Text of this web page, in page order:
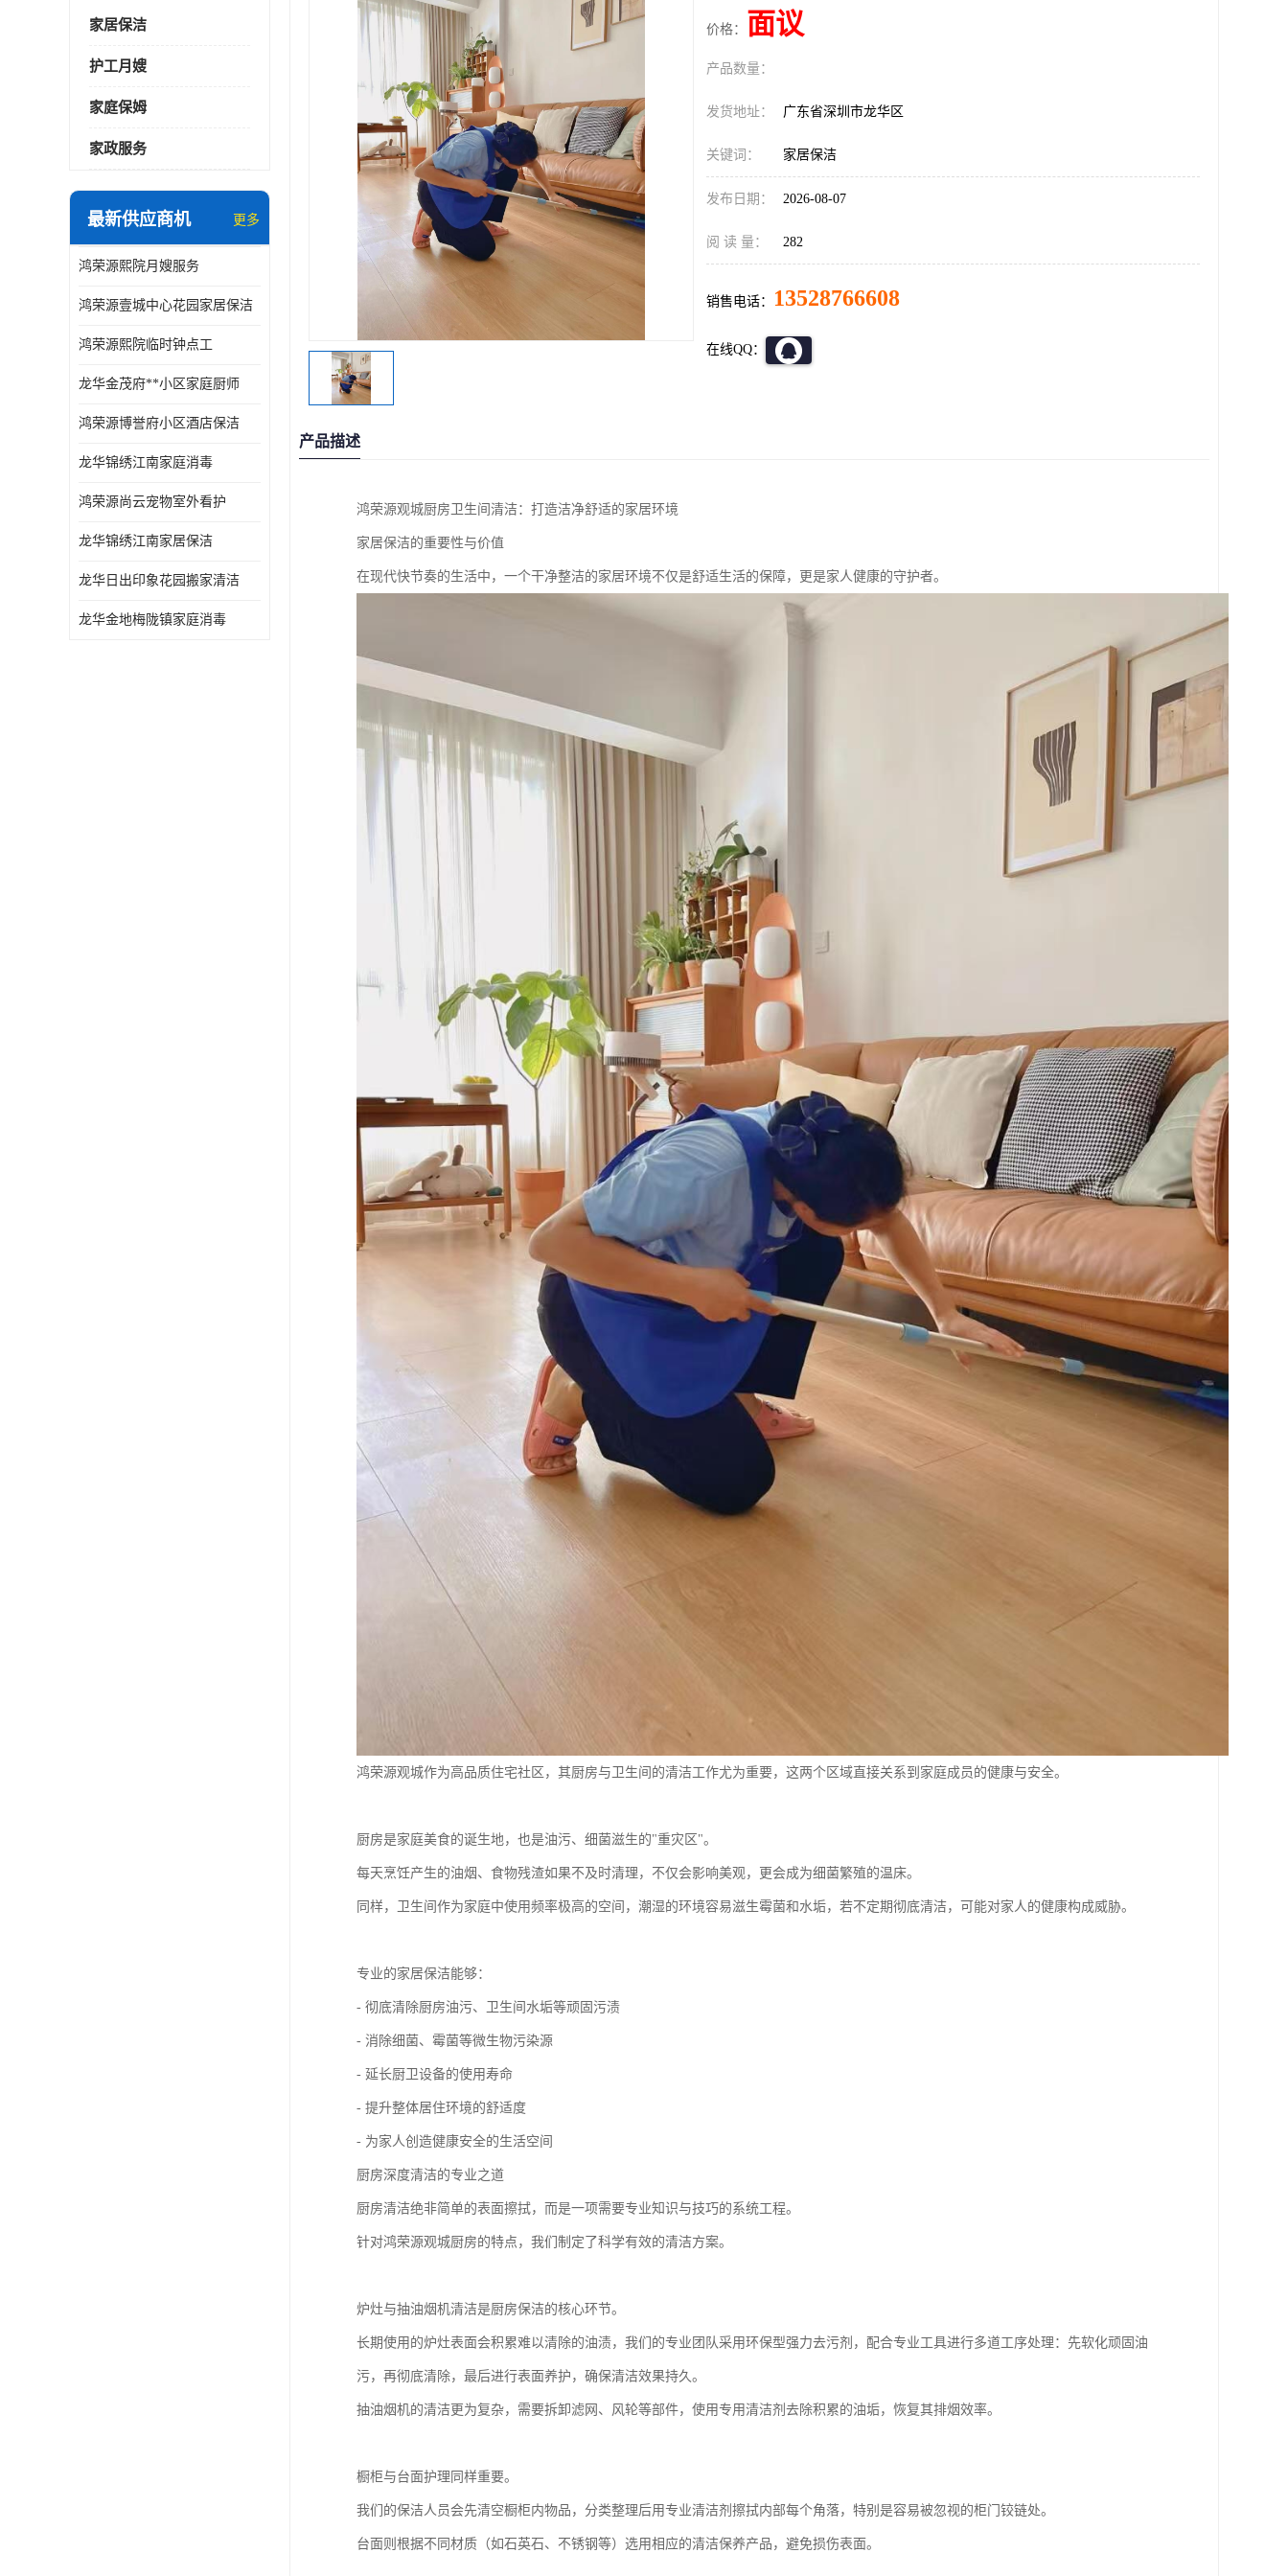
家居保洁
护工月嫂
家庭保姆
家政服务
最新供应商机 更多
鸿荣源熙院月嫂服务
鸿荣源壹城中心花园家居保洁
鸿荣源熙院临时钟点工
龙华金茂府**小区家庭厨师
鸿荣源博誉府小区酒店保洁
龙华锦绣江南家庭消毒
鸿荣源尚云宠物室外看护
龙华锦绣江南家居保洁
龙华日出印象花园搬家清洁
龙华金地梅陇镇家庭消毒
价格： 面议
产品数量：
发货地址： 广东省深圳市龙华区
关键词： 家居保洁
发布日期： 2026-08-07
阅 读 量： 282
销售电话： 13528766608
在线QQ：
产品描述
鸿荣源观城厨房卫生间清洁：打造洁净舒适的家居环境
家居保洁的重要性与价值
在现代快节奏的生活中，一个干净整洁的家居环境不仅是舒适生活的保障，更是家人健康的守护者。
鸿荣源观城作为高品质住宅社区，其厨房与卫生间的清洁工作尤为重要，这两个区域直接关系到家庭成员的健康与安全。
厨房是家庭美食的诞生地，也是油污、细菌滋生的"重灾区"。
每天烹饪产生的油烟、食物残渣如果不及时清理，不仅会影响美观，更会成为细菌繁殖的温床。
同样，卫生间作为家庭中使用频率极高的空间，潮湿的环境容易滋生霉菌和水垢，若不定期彻底清洁，可能对家人的健康构成威胁。
专业的家居保洁能够：
- 彻底清除厨房油污、卫生间水垢等顽固污渍
- 消除细菌、霉菌等微生物污染源
- 延长厨卫设备的使用寿命
- 提升整体居住环境的舒适度
- 为家人创造健康安全的生活空间
厨房深度清洁的专业之道
厨房清洁绝非简单的表面擦拭，而是一项需要专业知识与技巧的系统工程。
针对鸿荣源观城厨房的特点，我们制定了科学有效的清洁方案。
炉灶与抽油烟机清洁是厨房保洁的核心环节。
长期使用的炉灶表面会积累难以清除的油渍，我们的专业团队采用环保型强力去污剂，配合专业工具进行多道工序处理：先软化顽固油
污，再彻底清除，最后进行表面养护，确保清洁效果持久。
抽油烟机的清洁更为复杂，需要拆卸滤网、风轮等部件，使用专用清洁剂去除积累的油垢，恢复其排烟效率。
橱柜与台面护理同样重要。
我们的保洁人员会先清空橱柜内物品，分类整理后用专业清洁剂擦拭内部每个角落，特别是容易被忽视的柜门铰链处。
台面则根据不同材质（如石英石、不锈钢等）选用相应的清洁保养产品，避免损伤表面。